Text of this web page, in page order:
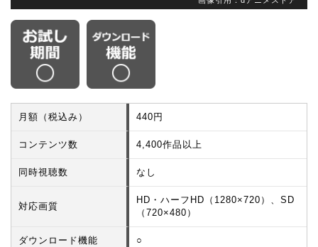
月額（税込み） 440円
コンテンツ数 4,400作品以上
同時視聴数 なし
対応画質
HD・ハーフHD（1280×720）、SD
（720×480）
ダウンロード機能 ○